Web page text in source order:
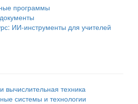
программы
ИИ‑инструменты для учителей
вычислительная техника
системы и технологии